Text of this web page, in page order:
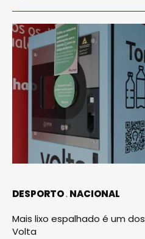
DESPORTO NACIONAL
Mais lixo espalhado é um
Volta